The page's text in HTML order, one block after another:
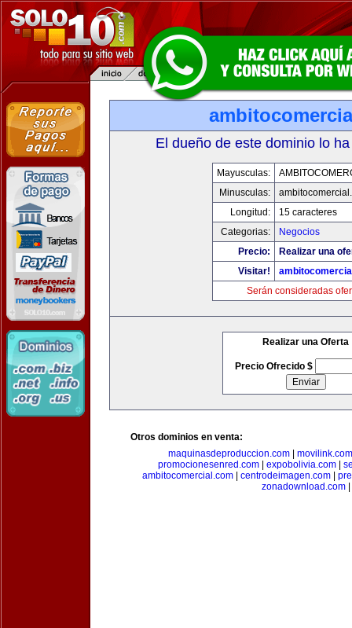
El dueño de este dominio lo
Mayusculas:
Minusculas:
Longitud:
15 caracteres
Categorias:
Negocios
Precio:
Realizar una
Visitar!
Serán consideradas
Realizar una Oferta
Precio Ofrecido $
Otros dominios en venta:
maquinasdeproduccion.com
movilink.com
promocionesenred.com| expobolivia.com|
ambitocomercial.com| centrodeimagen.com|
zonadownload.com|